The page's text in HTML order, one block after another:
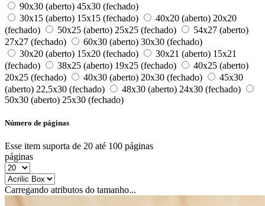
90x30 (aberto) 45x30 (fechado)
30x15 (aberto) 15x15 (fechado)
40x20 (aberto) 20x20
(fechado)
50x25 (aberto) 25x25 (fechado)
54x27 (aberto)
27x27 (fechado)
60x30 (aberto) 30x30 (fechado)
30x20 (aberto) 15x20 (fechado)
30x21 (aberto) 15x21
(fechado)
38x25 (aberto) 19x25 (fechado)
40x25 (aberto)
20x25 (fechado)
40x30 (aberto) 20x30 (fechado)
45x30
(aberto) 22,5x30 (fechado)
48x30 (aberto) 24x30 (fechado)
50x30 (aberto) 25x30 (fechado)
Número de páginas
Esse item suporta de 20 até 100 páginas
páginas
Carregando atributos do tamanho...